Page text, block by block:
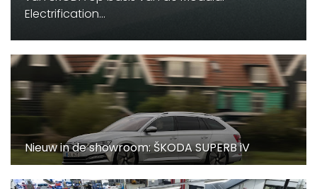
Electrification...
Nieuw in de showroom: ŠKODA SUPERB iV